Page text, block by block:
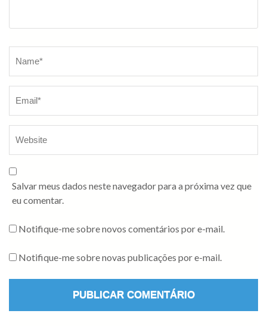
Salvar meus dados neste navegador para a próxima vez que
eu comentar.
Notifique-me sobre novos comentários por e-mail.
Notifique-me sobre novas publicações por e-mail.